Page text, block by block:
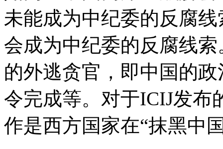
未能成为中纪委的反腐
会成为中纪委的反腐线
的外逃贪官，即中国的
令完成等。对于ICIJ发布
作是西方国家在“抹黑中